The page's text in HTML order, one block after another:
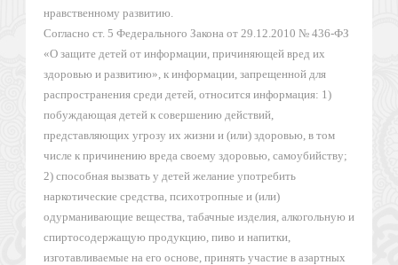
нравственному развитию.
Согласно ст. 5 Федерального Закона от 29.12.2010 № 436-ФЗ
«О защите детей от информации, причиняющей вред их
здоровью и развитию», к информации, запрещенной для
распространения среди детей, относится информация: 1)
побуждающая детей к совершению действий,
представляющих угрозу их жизни и (или) здоровью, в том
числе к причинению вреда своему здоровью, самоубийству;
2) способная вызвать у детей желание употребить
наркотические средства, психотропные и (или)
одурманивающие вещества, табачные изделия, алкогольную и
спиртосодержащую продукцию, пиво и напитки,
изготавливаемые на его основе, принять участие в азартных